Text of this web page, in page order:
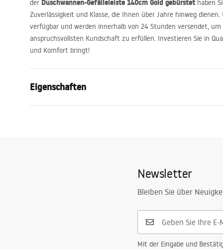
der Duschwannen-Gefälleleiste 140cm Gold gebürstet haben
Zuverlässigkeit und Klasse, die Ihnen über Jahre hinweg
verfügbar und werden innerhalb von 24 Stunden versendet,
anspruchsvollsten Kundschaft zu erfüllen. Investieren Sie in
und Komfort bringt!
Eigenschaften
27
37mm
1mm
Ja
Right, Left
Newsletter
Bleiben Sie über
Mit der Eingabe und